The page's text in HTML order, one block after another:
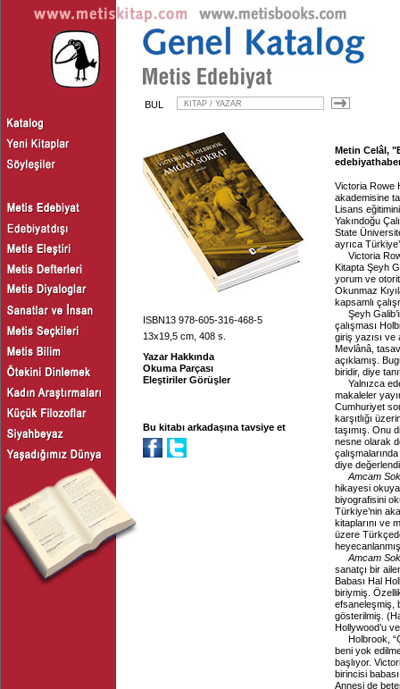
BUL
ISBN13 978-605-316-468-5
13x19,5 cm, 408 s.
Yazar Hakkında
Okuma Parçası
Eleştiriler Görüşler
Bu kitabı arkadaşına tavsiye et
Metin Celâl,
Victoria Rowe
akademisine
Lisans
Yakındoğu
State
ayrıca
Victoria
Kitapta Şeyh
yorum ve
Okunmaz
kapsamlı
Şeyh
çalışması
giriş yazısı ve
Mevlânâ,
açıklamış.
biridir, diye
Yalnızca
makaleler
Cumhuriyet
karşıtlığı
taşımış. Onu
nesne olarak
diye
Amcam
hikayesi
biyografisini
Türkiye’nin
kitaplarını ve
üzere
Amcam
sanatçı bir
Babası Hal
biriymiş.
efsaneleşmiş,
gösterilmiş.
Hollywood’u
Holbrook,
beni yok
başlıyor.
birincisi
Annesi de